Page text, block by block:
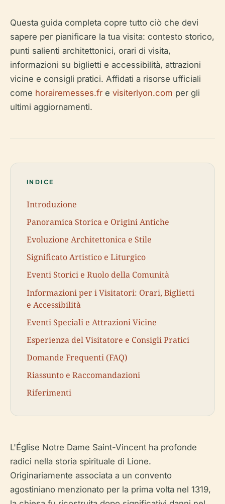
Questa guida completa copre tutto ciò che devi
sapere per pianificare la tua visita: contesto storico,
punti salienti architettonici, orari di visita,
informazioni su biglietti e accessibilità, attrazioni
vicine e consigli pratici. Affidati a risorse ufficiali
come horairemesses.fr e visiterlyon.com per gli
ultimi aggiornamenti.
INDICE
Introduzione
Panoramica Storica e Origini Antiche
Evoluzione Architettonica e Stile
Significato Artistico e Liturgico
Eventi Storici e Ruolo della Comunità
Informazioni per i Visitatori: Orari, Biglietti
e Accessibilità
Eventi Speciali e Attrazioni Vicine
Esperienza del Visitatore e Consigli Pratici
Domande Frequenti (FAQ)
Riassunto e Raccomandazioni
Riferimenti
L'Église Notre Dame Saint-Vincent ha profonde
radici nella storia spirituale di Lione.
Originariamente associata a un convento
agostiniano menzionato per la prima volta nel 1319,